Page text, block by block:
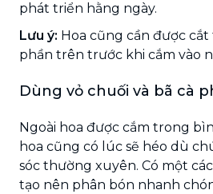
phát triển hằng ngày.
Lưu ý: Hoa cũng cần được
phần trên trước khi cắm vào
Dùng vỏ chuối và bã cà
Ngoài hoa được cắm trong
hoa cũng có lúc sẽ héo dù
sóc thường xuyên. Có một
tạo nên phân bón nhanh